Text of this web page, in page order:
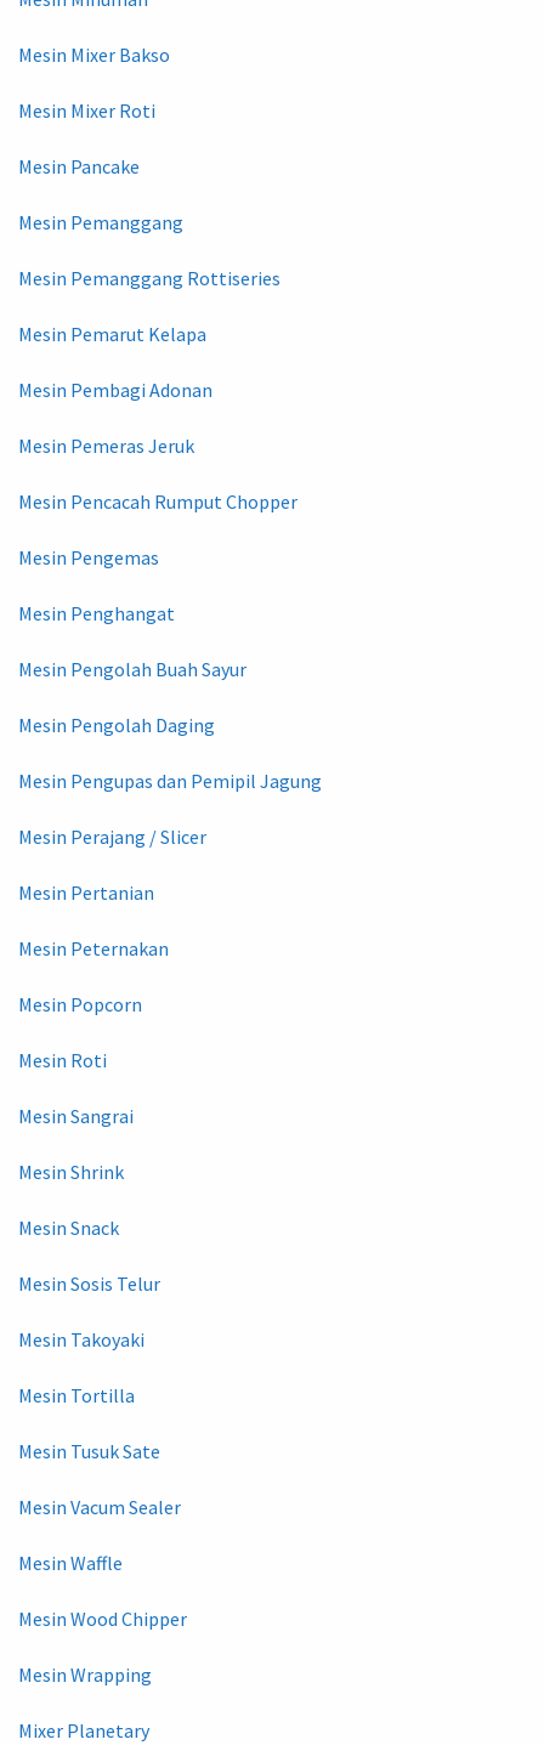
Mesin Mixer Bakso
Mesin Mixer Roti
Mesin Pancake
Mesin Pemanggang
Mesin Pemanggang Rottiseries
Mesin Pemarut Kelapa
Mesin Pembagi Adonan
Mesin Pemeras Jeruk
Mesin Pencacah Rumput Chopper
Mesin Pengemas
Mesin Penghangat
Mesin Pengolah Buah Sayur
Mesin Pengolah Daging
Mesin Pengupas dan Pemipil Jagung
Mesin Perajang / Slicer
Mesin Pertanian
Mesin Peternakan
Mesin Popcorn
Mesin Roti
Mesin Sangrai
Mesin Shrink
Mesin Snack
Mesin Sosis Telur
Mesin Takoyaki
Mesin Tortilla
Mesin Tusuk Sate
Mesin Vacum Sealer
Mesin Waffle
Mesin Wood Chipper
Mesin Wrapping
Mixer Planetary